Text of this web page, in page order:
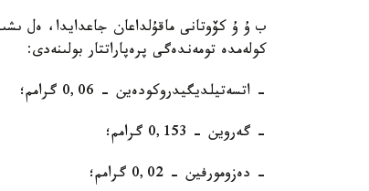
ب ۇ ۇ كۆوتانى ماقۇلداعان جاعدايدا، ەل
كولەمدە تومەندەگى پرەپاراتتار بولىنەدى:
- اتسەتيلديگيدروكودەين - 0,06 گرامم؛
- گەروين - 0,153 گرامم؛
- دەزومورفين - 0,02 گرامم؛